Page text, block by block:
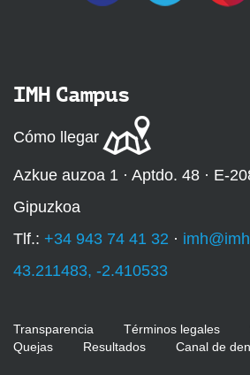
IMH Campus
Cómo llegar
Azkue auzoa 1 · Aptdo. 48 · E-
Gipuzkoa
Tlf.: +34 943 74 41 32 ·
43.211483, -2.410533
Transparencia Términos legales
Quejas
Resultados Canal de